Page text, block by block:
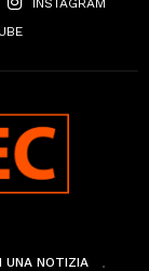
INSTAGRAM
UNA NOTIZIA